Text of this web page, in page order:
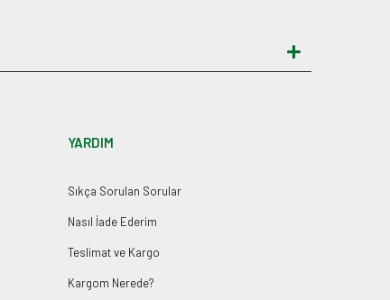
YARDIM
Sıkça Sorulan Sorular
Nasıl İade Ederim
Teslimat ve Kargo
Kargom Nerede?